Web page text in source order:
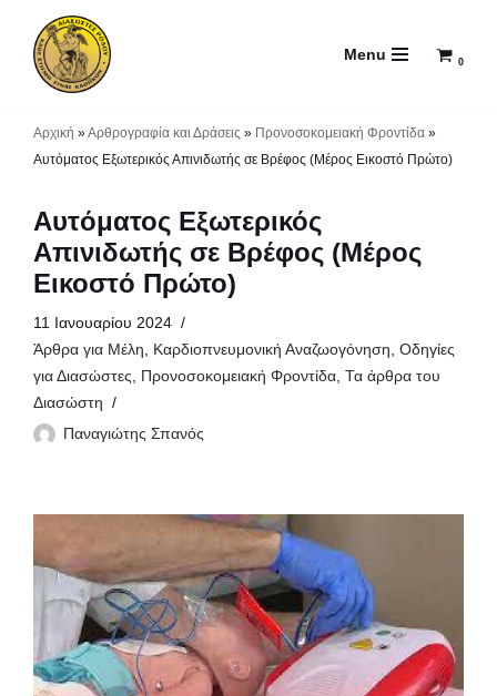
Μεταπηδήστε
Menu 0
Αρχική »Αρθρογραφία και Δράσεις » Προνοσοκομειακή Φροντίδα »
Αυτόματος Εξωτερικός Απινιδωτής σε Βρέφος (Μέρος Εικοστό Πρώτο)
Αυτόματος Εξωτερικός
Απινιδωτής σε Βρέφος (Μέρος
Εικοστό Πρώτο)
11 Ιανουαρίου 2024
Άρθρα για Μέλη, Καρδιοπνευμονική Αναζωογόνηση, Οδηγίες
για Διασώστες, Προνοσοκομειακή Φροντίδα, Τα άρθρα του
Διασώστη
Παναγιώτης Σπανός